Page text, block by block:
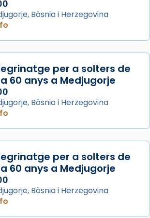
de la visita apostòlica
Lleó XIV a Barcelona, i als
a la Catedral de Barcelona.
de Barcelona, el cardenal Joan
ha presidit la missa i l’ha
bisbe auxiliar de Barcelona,
· Share
de Barcelona
santes Juliana i
verges i màrtirs.
Bòsnia i Herzegovina
per a solters de
60 anys a Medjugorje
Bòsnia i Herzegovina
per a solters de
60 anys a Medjugorje
Bòsnia i Herzegovina